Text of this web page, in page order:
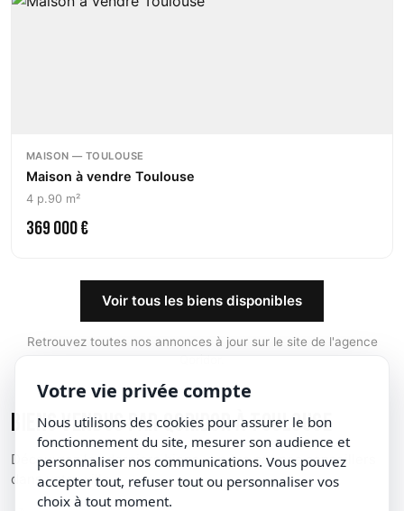
MAISON — TOULOUSE
Maison à vendre Toulouse
4 p.90 m²
369 000 €
Voir tous les biens disponibles
Retrouvez toutes nos annonces à jour sur le site de l'agence
Biens vendus par Qoridor à Toulouse
Découvrez les derniers biens vendus par nos conseillers
dans votre ville.
Votre vie privée compte
Nous utilisons des cookies pour assurer le bon
fonctionnement du site, mesurer son audience et
personnaliser nos communications. Vous pouvez
accepter tout, refuser tout ou personnaliser vos
choix à tout moment.